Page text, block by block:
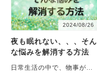
2024/08/26
夜も眠れない、、、そん
な悩みを解消する方法
日常生活の中で、物事がう